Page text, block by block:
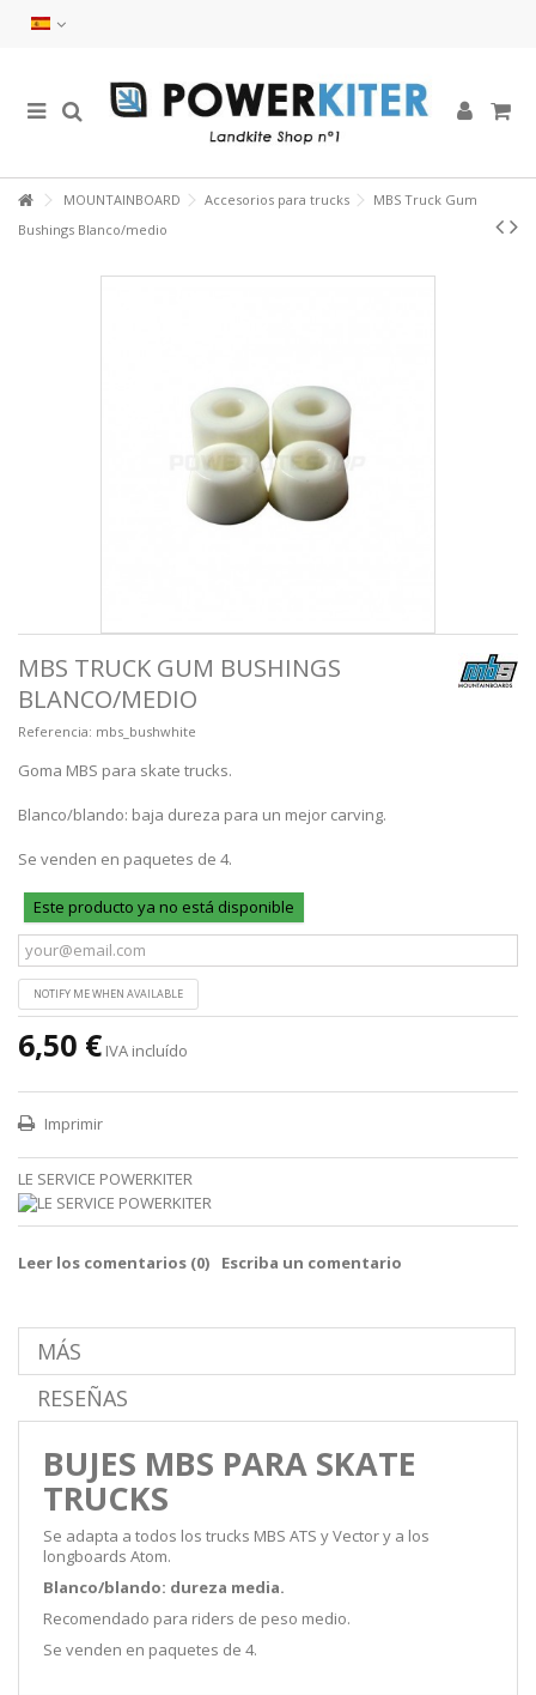
MOUNTAINBOARD Accesorios para trucks
MBS Truck Gum
Bushings Blanco/medio
MBS TRUCK GUM BUSHINGS
BLANCO/MEDIO
Referencia: mbs_bushwhite
Goma MBS para skate trucks.
Blanco/blando: baja dureza para un mejor carving.
Se venden en paquetes de 4.
Este producto ya no está disponible
NOTIFY ME WHEN AVAILABLE
6,50 € IVA incluído
Imprimir
LE SERVICE POWERKITER
Leer los comentarios (0) Escriba un comentario
MÁS
RESEÑAS
BUJES MBS PARA SKATE
TRUCKS
Se adapta a todos los trucks MBS ATS y Vector y a los
longboards Atom.
Blanco/blando: dureza media.
Recomendado para riders de peso medio.
Se venden en paquetes de 4.